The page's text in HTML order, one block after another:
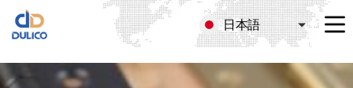
&
TRADING
日本語